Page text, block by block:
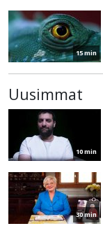
15 min
Uusimmat
10 min
30 min